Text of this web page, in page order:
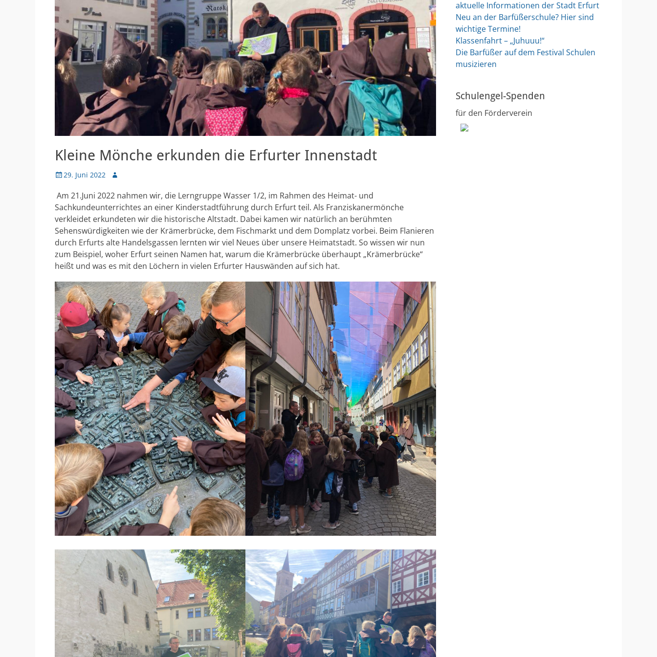
Kleine Mönche erkunden die Erfurter Innenstadt
Veröffentlicht
29. Juni 2022 Autor
Am 21.Juni 2022 nahmen wir, die Lerngruppe Wasser 1/2, im Rahmen des Heimat- und
Sachkundeunterrichtes an einer Kinderstadtführung durch Erfurt teil. Als Franziskanermönche
verkleidet erkundeten wir die historische Altstadt. Dabei kamen wir natürlich an berühmten
Sehenswürdigkeiten wie der Krämerbrücke, dem Fischmarkt und dem Domplatz vorbei. Beim Flanieren
durch Erfurts alte Handelsgassen lernten wir viel Neues über unsere Heimatstadt. So wissen wir nun
zum Beispiel, woher Erfurt seinen Namen hat, warum die Krämerbrücke überhaupt „Krämerbrücke“
heißt und was es mit den Löchern in vielen Erfurter Hauswänden auf sich hat.
aktuelle Informationen der Stadt Erfurt
Neu an der Barfüßerschule? Hier sind
wichtige Termine!
Klassenfahrt – „Juhuuu!“
Die Barfüßer auf dem Festival Schulen
musizieren
Schulengel-Spenden
für den Förderverein